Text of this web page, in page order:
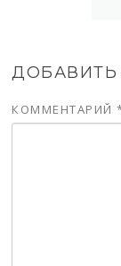
КОММЕНТАРИЙ